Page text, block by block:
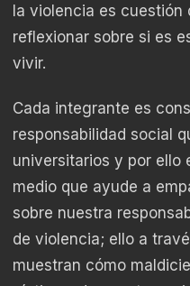
la violencia es cuestión
reflexionar sobre si es
vivir.
Cada integrante es
responsabilidad social
universitarios y por ello
medio que ayude a
sobre nuestra
de violencia; ello a
muestran cómo